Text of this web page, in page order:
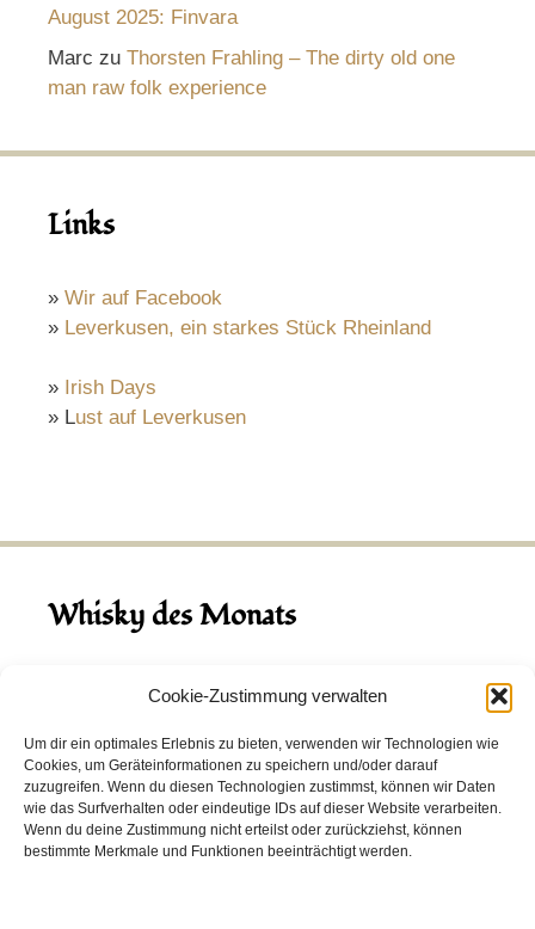
Cookie-Zustimmung verwalten
Um dir ein optimales Erlebnis zu bieten, verwenden wir Technologien wie
Cookies, um Geräteinformationen zu speichern und/oder darauf
zuzugreifen. Wenn du diesen Technologien zustimmst, können wir Daten
wie das Surfverhalten oder eindeutige IDs auf dieser Website verarbeiten.
Wenn du deine Zustimmung nicht erteilst oder zurückziehst, können
bestimmte Merkmale und Funktionen beeinträchtigt werden.
August 2025: Finvara
Marc zu Thorsten Frahling – The dirty old one
man raw folk experience
Links
» Wir auf Facebook
» Leverkusen, ein starkes Stück Rheinland
» Irish Days
» Lust auf Leverkusen
Whisky des Monats
August 2026
Hinch Double Wood
Destillerie:Hinch(Irland)
Single Malt, 43.0%
Peated: Nein